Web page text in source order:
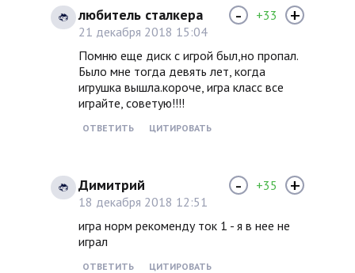
любитель сталкера
21 декабря 2018 15:04
Помню еще диск с игрой был,но пропал.
Было мне тогда девять лет, когда
игрушка вышла.короче, игра класс все
играйте, советую!!!!
ОТВЕТИТЬ ЦИТИРОВАТЬ
- +33 +
Димитрий
18 декабря 2018 12:51
игра норм рекоменду ток 1 - я в нее не
играл
ОТВЕТИТЬ ЦИТИРОВАТЬ
- +35 +